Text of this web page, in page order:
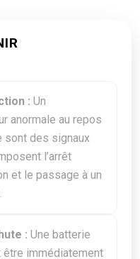
: Un
anormale au repos
sont des signaux
l’arrêt
et le passage à un
: Une batterie
être immédiatement